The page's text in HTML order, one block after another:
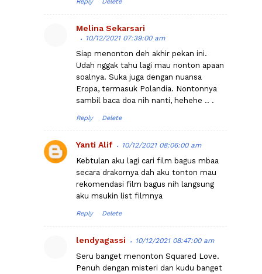
Melina Sekarsari
10/12/2021 07:39:00 am
Siap menonton deh akhir pekan ini.
Udah nggak tahu lagi mau nonton apaan
soalnya. Suka juga dengan nuansa
Eropa, termasuk Polandia. Nontonnya
sambil baca doa nih nanti, hehehe .. .
Reply Delete
Yanti Alif 10/12/2021 08:06:00 am
Kebtulan aku lagi cari film bagus mbaa
secara drakornya dah aku tonton mau
rekomendasi film bagus nih langsung
aku msukin list filmnya
Reply Delete
lendyagassi 10/12/2021 08:47:00 am
Seru banget menonton Squared Love.
Penuh dengan misteri dan kudu banget